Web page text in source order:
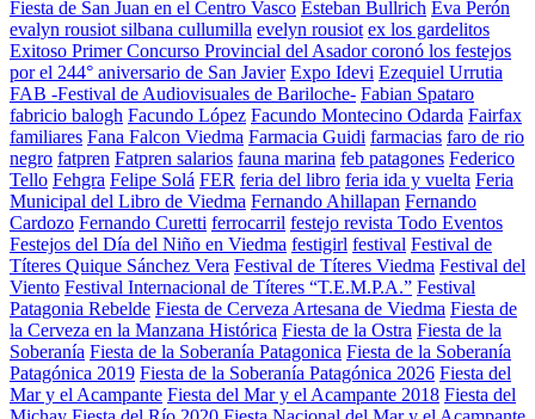
Fiesta de San Juan en el Centro Vasco Esteban Bullrich Eva Perón
evalyn rousiot silbana cullumilla evelyn rousiot ex los gardelitos
Exitoso Primer Concurso Provincial del Asador coronó los festejos
por el 244° aniversario de San Javier Expo Idevi Ezequiel Urrutia
FAB -Festival de Audiovisuales de Bariloche- Fabian Spataro
fabricio balogh Facundo López Facundo Montecino Odarda Fairfax
familiares Fana Falcon Viedma Farmacia Guidi farmacias faro de rio
negro fatpren Fatpren salarios fauna marina feb patagones Federico
Tello Fehgra Felipe Solá FER feria del libro feria ida y vuelta Feria
Municipal del Libro de Viedma Fernando Ahillapan Fernando
Cardozo Fernando Curetti ferrocarril festejo revista Todo Eventos
Festejos del Día del Niño en Viedma festigirl festival Festival de
Títeres Quique Sánchez Vera Festival de Títeres Viedma Festival del
Viento Festival Internacional de Títeres “T.E.M.P.A.” Festival
Patagonia Rebelde Fiesta de Cerveza Artesana de Viedma Fiesta de
la Cerveza en la Manzana Histórica Fiesta de la Ostra Fiesta de la
Soberanía Fiesta de la Soberanía Patagonica Fiesta de la Soberanía
Patagónica 2019 Fiesta de la Soberanía Patagónica 2026 Fiesta del
Mar y el Acampante Fiesta del Mar y el Acampante 2018 Fiesta del